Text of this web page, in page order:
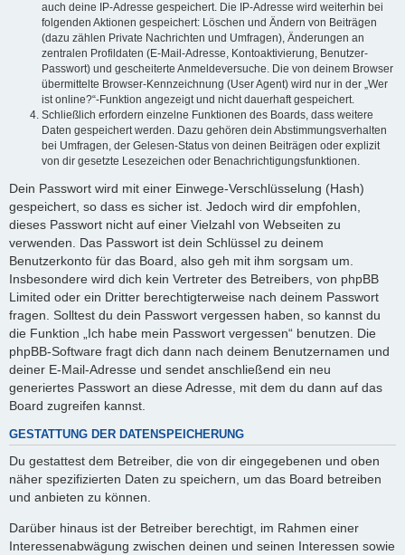
auch deine IP-Adresse gespeichert. Die IP-Adresse wird weiterhin bei
folgenden Aktionen gespeichert: Löschen und Ändern von Beiträgen
(dazu zählen Private Nachrichten und Umfragen), Änderungen an
zentralen Profildaten (E-Mail-Adresse, Kontoaktivierung, Benutzer-
Passwort) und gescheiterte Anmeldeversuche. Die von deinem Browser
übermittelte Browser-Kennzeichnung (User Agent) wird nur in der „Wer
ist online?“-Funktion angezeigt und nicht dauerhaft gespeichert.
Schließlich erfordern einzelne Funktionen des Boards, dass weitere
Daten gespeichert werden. Dazu gehören dein Abstimmungsverhalten
bei Umfragen, der Gelesen-Status von deinen Beiträgen oder explizit
von dir gesetzte Lesezeichen oder Benachrichtigungsfunktionen.
Dein Passwort wird mit einer Einwege-Verschlüsselung (Hash)
gespeichert, so dass es sicher ist. Jedoch wird dir empfohlen,
dieses Passwort nicht auf einer Vielzahl von Webseiten zu
verwenden. Das Passwort ist dein Schlüssel zu deinem
Benutzerkonto für das Board, also geh mit ihm sorgsam um.
Insbesondere wird dich kein Vertreter des Betreibers, von phpBB
Limited oder ein Dritter berechtigterweise nach deinem Passwort
fragen. Solltest du dein Passwort vergessen haben, so kannst du
die Funktion „Ich habe mein Passwort vergessen“ benutzen. Die
phpBB-Software fragt dich dann nach deinem Benutzernamen und
deiner E-Mail-Adresse und sendet anschließend ein neu
generiertes Passwort an diese Adresse, mit dem du dann auf das
Board zugreifen kannst.
GESTATTUNG DER DATENSPEICHERUNG
Du gestattest dem Betreiber, die von dir eingegebenen und oben
näher spezifizierten Daten zu speichern, um das Board betreiben
und anbieten zu können.
Darüber hinaus ist der Betreiber berechtigt, im Rahmen einer
Interessenabwägung zwischen deinen und seinen Interessen sowie